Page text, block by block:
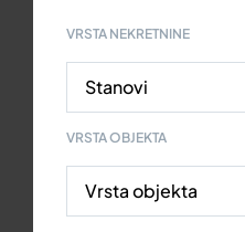
VRSTA NEKRETNINE
VRSTA OBJEKTA